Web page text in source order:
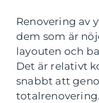
Renovering av
dem som är
layouten och
Det är relativt
snabbt att
totalrenovering.